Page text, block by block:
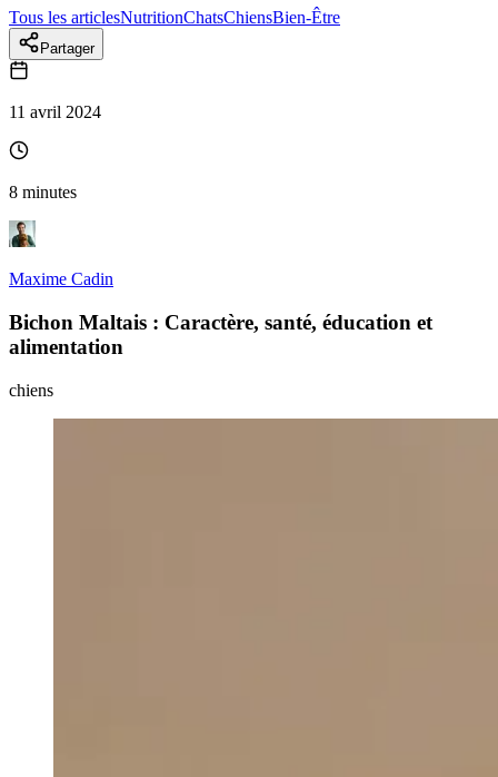
Tous les articlesNutritionChatsChiensBien-Être
Partager
11 avril 2024
8 minutes
Maxime Cadin
Bichon Maltais : Caractère, santé, éducation et
alimentation
chiens